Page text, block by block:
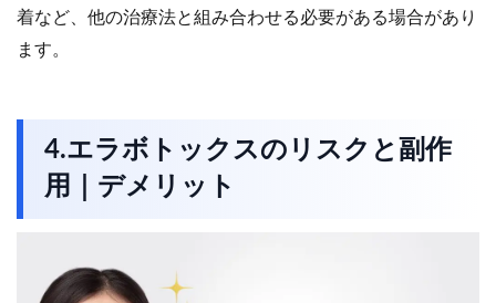
着など、他の治療法と組み合わせる必要がある場合があり
ます。
4.エラボトックスのリスクと副作
用｜デメリット